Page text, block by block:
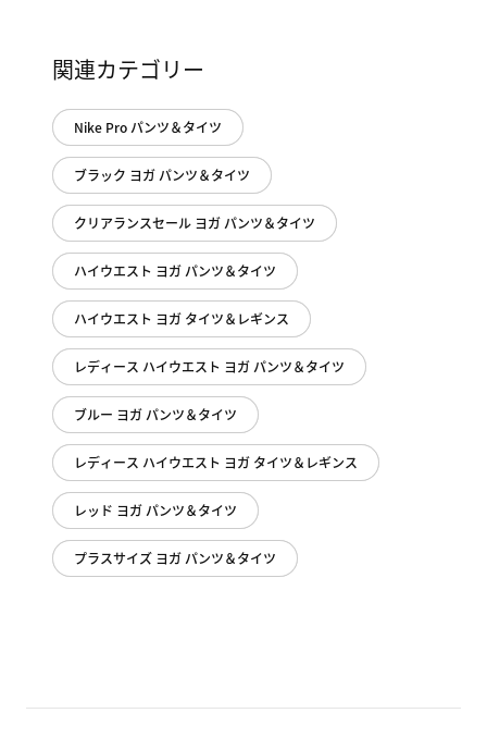
関連カテゴリー
Nike Pro パンツ＆タイツ
ブラック ヨガ パンツ＆タイツ
クリアランスセール ヨガ パンツ＆タイツ
ハイウエスト ヨガ パンツ＆タイツ
ハイウエスト ヨガ タイツ＆レギンス
レディース ハイウエスト ヨガ パンツ＆タイツ
ブルー ヨガ パンツ＆タイツ
レディース ハイウエスト ヨガ タイツ＆レギンス
レッド ヨガ パンツ＆タイツ
プラスサイズ ヨガ パンツ＆タイツ